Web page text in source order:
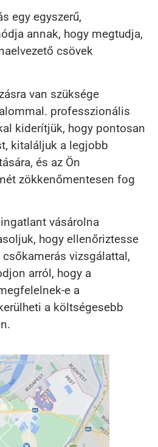
egy egyszerű,
annak, hogy megtudja,
csövek
van szüksége
professzionális
kiderítjük, hogy pontosan
kitaláljuk a legjobb
és az Ön
zökkenőmentesen fog
vásárolna
hogy ellenőriztesse
vizsgálattal,
arról, hogy a
e a
a költségesebb